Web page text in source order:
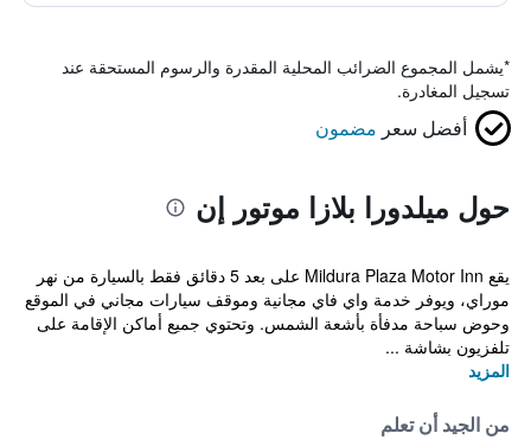
*يشمل المجموع الضرائب المحلية المقدرة والرسوم المستحقة عند
تسجيل المغادرة.
أفضل سعر مضمون
حول ميلدورا بلازا موتور إن
يقع Mildura Plaza Motor Inn على بعد 5 دقائق فقط بالسيارة من نهر
موراي، ويوفر خدمة واي فاي مجانية وموقف سيارات مجاني في الموقع
وحوض سباحة مدفأة بأشعة الشمس. وتحتوي جميع أماكن الإقامة على
تلفزيون بشاشة ...
المزيد
من الجيد أن تعلم